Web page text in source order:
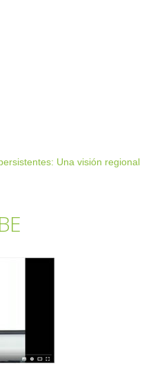
Una visión regional